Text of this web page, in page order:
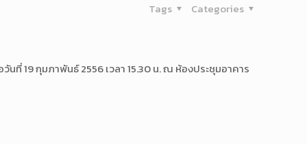
Categories
Tags
ที่ 19 กุมภาพันธ์ 2556 เวลา 15.30 น. ณ ห้องประชุมอาคาร